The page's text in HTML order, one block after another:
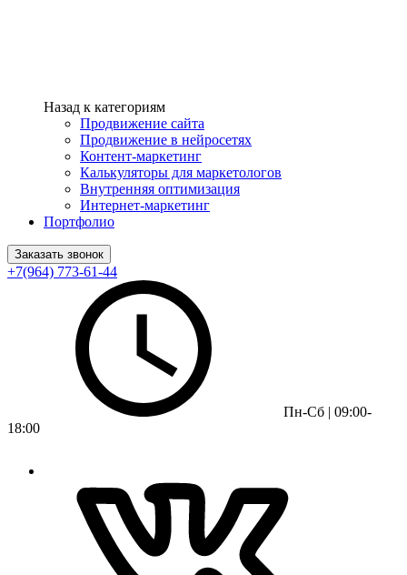
Назад к категориям
Продвижение сайта
Продвижение в нейросетях
Контент-маркетинг
Калькуляторы для маркетологов
Внутренняя оптимизация
Интернет-маркетинг
Портфолио
Заказать звонок
+7(964) 773-61-44
Пн-Сб | 09:00-
18:00